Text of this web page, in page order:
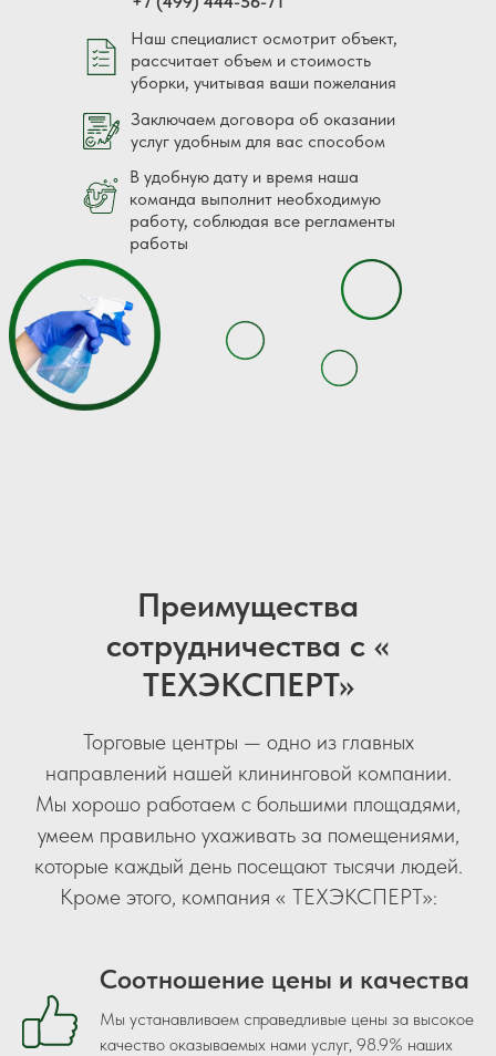
В удобную дату и время наша
команда выполнит необходимую
работу, соблюдая все регламенты
работы
Наш специалист осмотрит объект,
рассчитает объем и стоимость
уборки, учитывая ваши пожелания
Заключаем договора об оказании
услуг удобным для вас способом
Преимущества
сотрудничества с «
ТЕХЭКСПЕРТ»
Торговые центры — одно из главных
направлений нашей клининговой компании.
Мы хорошо работаем с большими площадями,
умеем правильно ухаживать за помещениями,
которые каждый день посещают тысячи людей.
Кроме этого, компания « ТЕХЭКСПЕРТ»:
Соотношение цены и качества
Мы устанавливаем справедливые цены за высокое
качество оказываемых нами услуг, 98.9% наших